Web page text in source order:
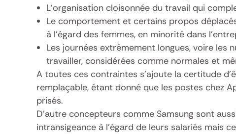
L’organisation cloisonnée du travail qui
Le comportement et certains propos
à l’égard des femmes, en minorité dans
Les journées extrêmement longues, voire les
travailler, considérées comme normales et
A toutes ces contraintes s’ajoute la certitude
remplaçable, étant donné que les postes chez
prisés.
D’autre concepteurs comme Samsung sont
intransigeance à l’égard de leurs salariés mais